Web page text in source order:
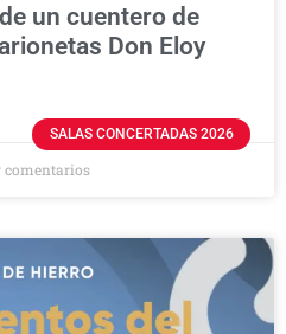
SALAS CONCERTADAS 2026
un cuentero de
Don Eloy
comentarios